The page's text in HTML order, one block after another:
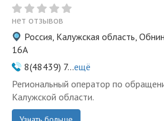
нет отзывов
Россия, Калужская область,
16А
8(48439) 7...ещё
Региональный оператор по
Калужской области.